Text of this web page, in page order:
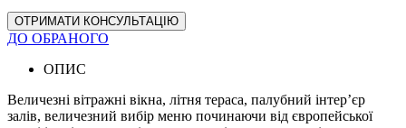
ОТРИМАТИ КОНСУЛЬТАЦІЮ
ДО ОБРАНОГО
ОПИС
Величезні вітражні вікна, літня тераса, палубний інтер’єр
залів, величезний вибір меню починаючи від європейської